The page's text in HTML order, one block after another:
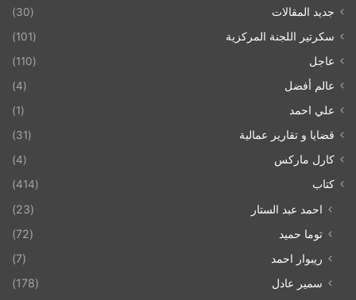
جديد المقالات
(30)
سكرتير اللجنة المركزية
(101)
عاجل
(110)
عالم أفضل
(4)
علي احمد
(1)
قضايا و تقارير عمالية
(31)
كارل ماركس
(4)
كتاب
(414)
احمد عبد الستار
(23)
توما حميد
(72)
ريبوار احمد
(7)
سمير عادل
(178)